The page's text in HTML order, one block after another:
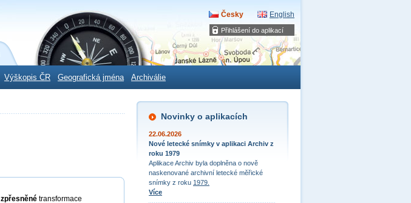
Přihlášení do aplikací
Česky English
Výškopis ČR Geografická jména Archiválie
Novinky o aplikacích
22.06.2026
Nové letecké snímky v aplikaci Archiv z
roku 1979
Aplikace Archiv byla doplněna o nově
naskenované archivní letecké měřické
snímky z roku 1979.
Více
zpřesněné transformace